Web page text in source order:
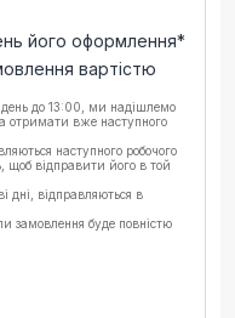
його оформлення*
вартістю
день до 13:00, ми надішлемо
отримати вже наступного
наступного робочого
відправити його в той
дні, відправляються в
замовлення буде повністю